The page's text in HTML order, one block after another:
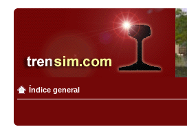
Índice general